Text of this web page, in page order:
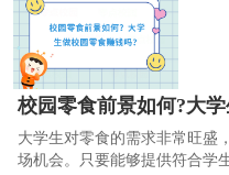
校园零食前景如何?大
大学生对零食的需求非常旺盛
场机会。只要能够提供符合学